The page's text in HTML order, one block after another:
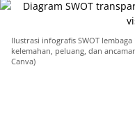
Ilustrasi infografis SWOT
kelemahan, peluang, dan
Canva)